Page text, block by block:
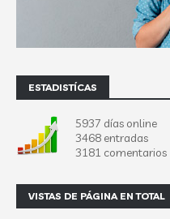
ESTADISTÍCAS
5937 días online
3468 entradas
3181 comentarios
VISTAS DE PÁGINA EN TOTAL